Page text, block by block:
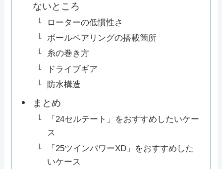
ないところ
ローターの低慣性さ
ボールベアリングの搭載箇所
糸の巻き方
ドライブギア
防水構造
まとめ
「24セルテート」をおすすめしたいケー
ス
「25ツインパワーXD」をおすすめした
いケース